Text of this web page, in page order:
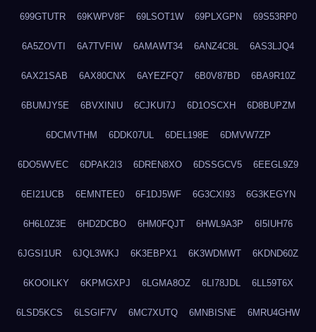
699GTUTR 69KWPV8F 69LSOT1W 69PLXGPN 69S53RP0
6A5ZOVTI 6A7TVFIW 6AMAWT34 6ANZ4C8L 6AS3LJQ4
6AX21SAB 6AX80CNX 6AYEZFQ7 6B0V87BD 6BA9R10Z
6BUMJY5E 6BVXINIU 6CJKUI7J 6D1OSCXH 6D8BUPZM
6DCMVTHM 6DDK07UL 6DEL198E 6DMVW7ZP
6DO5WVEC 6DPAK2I3 6DREN8XO 6DSSGCV5 6EEGL9Z9
6EI21UCB 6EMNTEE0 6F1DJ5WF 6G3CXI93 6G3KEGYN
6H6L0Z3E 6HD2DCBO 6HM0FQJT 6HWL9A3P 6I5IUH76
6JGSI1UR 6JQL3WKJ 6K3EBPX1 6K3WDMWT 6KDND60Z
6KOOILKY 6KPMGXPJ 6LGMA8OZ 6LI78JDL 6LL59T6X
6LSD5KCS 6LSGIF7V 6MC7XUTQ 6MNBISNE 6MRU4GHW